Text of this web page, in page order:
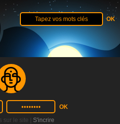
sur le site | S'incrire